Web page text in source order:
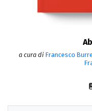
a cura di Francesco